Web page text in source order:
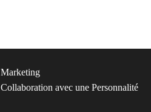
Marketing
Collaboration avec une Personnalité​